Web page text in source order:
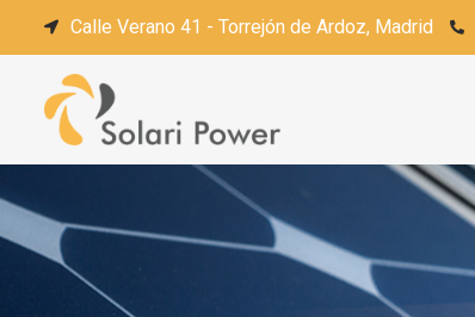
Calle Verano 41 - Torrejón de Ardoz, Madrid